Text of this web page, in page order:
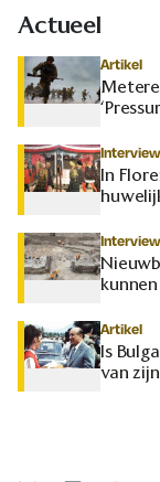
Actueel
Artikel
Interview
In
Interview
Artikel
Is
van